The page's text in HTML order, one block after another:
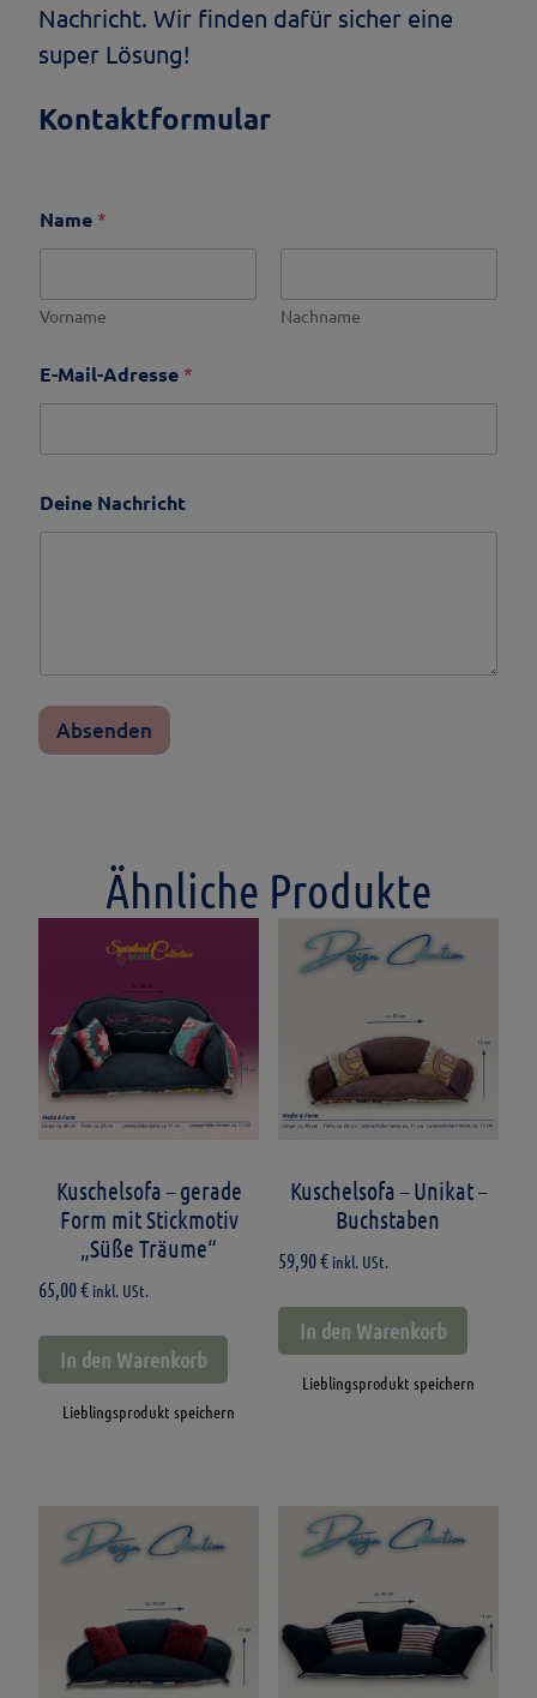
Nachricht. Wir finden dafür sicher eine
super Lösung!
Kontaktformular
Name *
Vorname Nachname
*
*
E-Mail-Adresse *
Deine Nachricht
Absenden
Ähnliche Produkte
Kuschelsofa – gerade
Form mit Stickmotiv
„Süße Träume“
65,00€ inkl. USt.
In den Warenkorb
Lieblingsprodukt speichern
Kuschelsofa – Unikat –
Buchstaben
59,90€ inkl. USt.
In den Warenkorb
Lieblingsprodukt speichern